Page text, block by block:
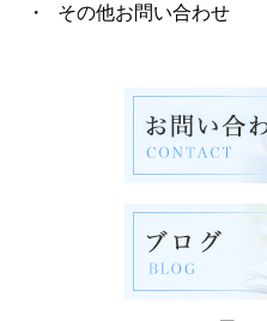
・ その他お問い合わせ